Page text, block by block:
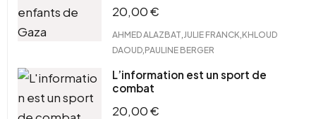
20,00€
AHMED ALAZBAT JULIE FRANCK KHLOUD
DAOUD PAULINE BERGER
L’information est un sport de
combat
20,00€